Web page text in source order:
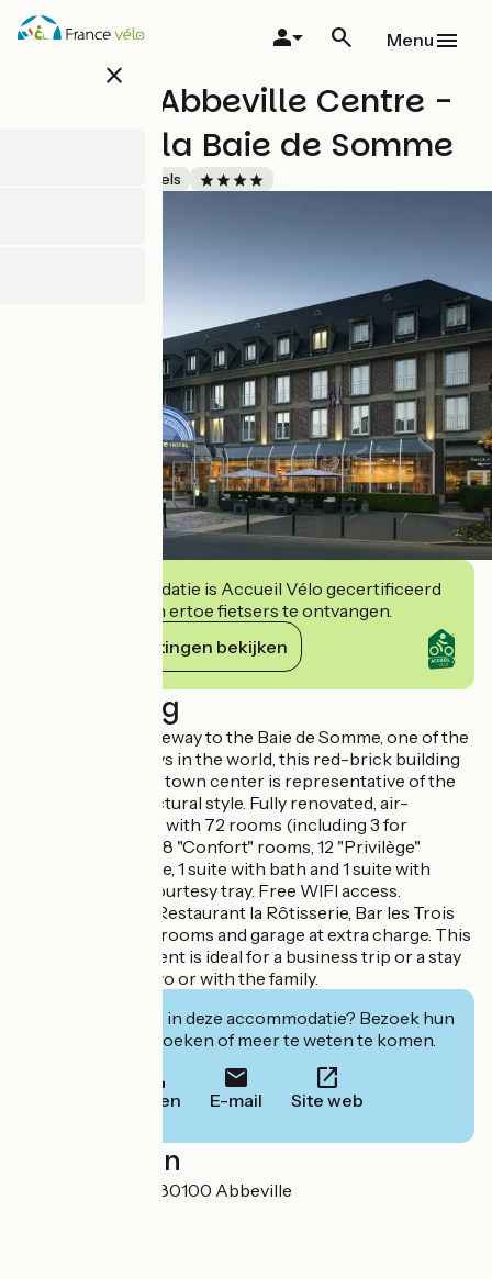
Overslaan
en
close
Menu
Mercure Abbeville Centre -
Porte de la Baie de Somme
Hotels
Deze accommodatie is Accueil Vélo gecertificeerd
en verbindt zich ertoe fietsers te ontvangen.
Haar verplichtingen bekijken
Beschrijving
Located at the gateway to the Baie de Somme, one of the
most beautiful bays in the world, this red-brick building
in the heart of the town center is representative of the
Ponthieu architectural style. Fully renovated, air-
conditioned hotel with 72 rooms (including 3 for
disabled guests). 58 "Confort" rooms, 12 "Privilège"
rooms for 4 people, 1 suite with bath and 1 suite with
whirlpool bath. Courtesy tray. Free WIFI access.
Business corner. Restaurant la Rôtisserie, Bar les Trois
Rivières, meeting rooms and garage at extra charge. This
4-star establishment is ideal for a business trip or a stay
in Abbeville for two or with the family.
Geïnteresseerd in deze accommodatie? Bezoek hun
website om te boeken of meer te weten te komen.
Bellen E-mail Site web
Localisation
19, place du Pilori 80100 Abbeville